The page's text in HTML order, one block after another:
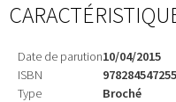
Date de parution
ISBN
Type
10/04/2015
Broché